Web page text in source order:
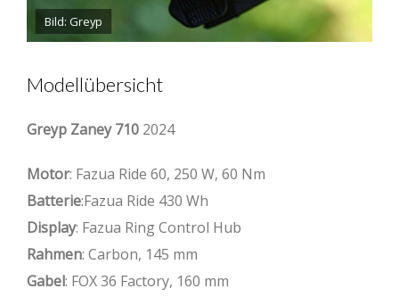
Bild: Greyp
Modellübersicht
Greyp Zaney 710 2024
Motor: Fazua Ride 60, 250 W, 60 Nm
Batterie:Fazua Ride 430 Wh
Display: Fazua Ring Control Hub
Rahmen: Carbon, 145 mm
Gabel: FOX 36 Factory, 160 mm